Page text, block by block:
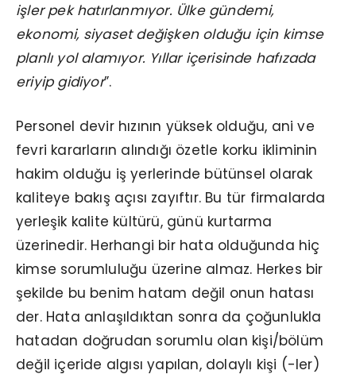
işler pek hatırlanmıyor. Ülke gündemi,
ekonomi, siyaset değişken olduğu için kimse
planlı yol alamıyor. Yıllar içerisinde hafızada
eriyip gidiyor”.
Personel devir hızının yüksek olduğu, ani ve
fevri kararların alındığı özetle korku ikliminin
hakim olduğu iş yerlerinde bütünsel olarak
kaliteye bakış açısı zayıftır. Bu tür firmalarda
yerleşik kalite kültürü, günü kurtarma
üzerinedir. Herhangi bir hata olduğunda hiç
kimse sorumluluğu üzerine almaz. Herkes bir
şekilde bu benim hatam değil onun hatası
der. Hata anlaşıldıktan sonra da çoğunlukla
hatadan doğrudan sorumlu olan kişi/bölüm
değil içeride algısı yapılan, dolaylı kişi (-ler)